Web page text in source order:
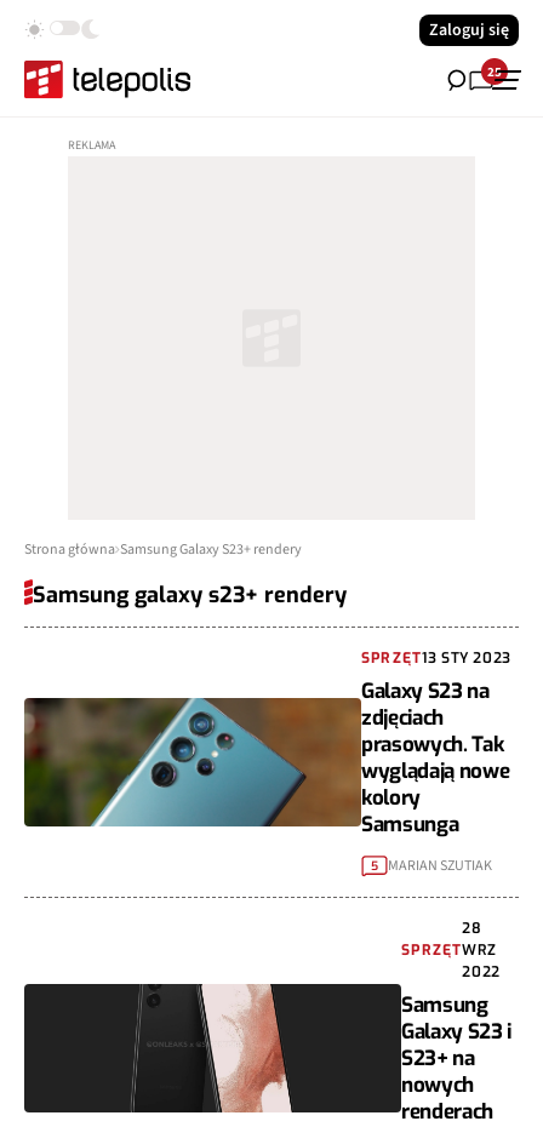
Zaloguj się
25
Strona główna Samsung Galaxy S23+ rendery
Samsung galaxy s23+ rendery
SPRZĘT13 STY 2023
Galaxy S23 na
zdjęciach
prasowych. Tak
wyglądają nowe
kolory
Samsunga
5 MARIAN SZUTIAK
SPRZĘT
28
WRZ
2022
Samsung
Galaxy S23 i
S23+ na
nowych
renderach